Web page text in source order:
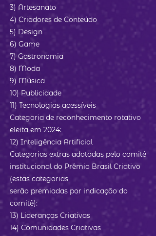
3) Artesanato
4) Criadores de Conteúdo
5) Design
6) Game
7) Gastronomia
8) Moda
9) Música
10) Publicidade
11) Tecnologias acessíveis
Categoria de reconhecimento rotativo
eleita em 2024:
12) Inteligência Artificial
Categorias extras adotadas pelo comitê
institucional do Prêmio Brasil Criativo
(estas categorias
serão premiadas por indicação do
comitê):
13) Lideranças Criativas
14) Comunidades Criativas